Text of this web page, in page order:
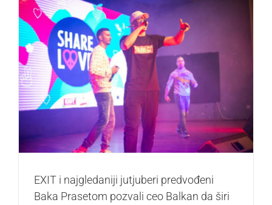
EXIT i najgledaniji jutjuberi predvođeni Baka Prasetom
pozvali ceo Balkan da širi ljubav!
Život i zabava
EXIT i najgledaniji jutjuberi predvođeni
Baka Prasetom pozvali ceo Balkan da širi